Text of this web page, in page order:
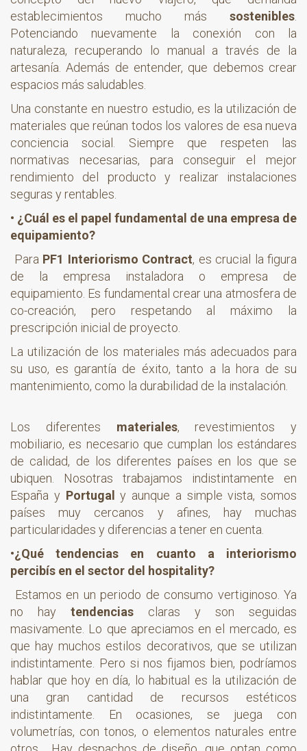
establecimientos mucho más sostenibles
Potenciando nuevamente la conexión con la
naturaleza, recuperando lo manual a través de la
artesanía. Además de entender, que debemos crear
espacios más saludables.
Una constante en nuestro estudio, es la utilización de
materiales que reúnan todos los valores de esa nueva
conciencia social. Siempre que respeten las
normativas necesarias, para conseguir el mejor
rendimiento del producto y realizar instalaciones
seguras y rentables.
• ¿Cuál es el papel fundamental de una empresa de
equipamiento?
Para PF1 Interiorismo Contract, es crucial la figura
de la empresa instaladora o empresa de
equipamiento. Es fundamental crear una atmosfera de
co-creación, pero respetando al máximo la
prescripción inicial de proyecto.
La utilización de los materiales más adecuados para
su uso, es garantía de éxito, tanto a la hora de su
mantenimiento, como la durabilidad de la instalación.
Los diferentes materiales, revestimientos y
mobiliario, es necesario que cumplan los estándares
de calidad, de los diferentes países en los que se
ubiquen. Nosotras trabajamos indistintamente en
España y Portugal y aunque a simple vista, somos
países muy cercanos y afines, hay muchas
particularidades y diferencias a tener en cuenta.
•¿Qué tendencias en cuanto a interiorismo
percibís en el sector del hospitality?
Estamos en un periodo de consumo vertiginoso. Ya
no hay tendencias claras y son seguidas
masivamente. Lo que apreciamos en el mercado, es
que hay muchos estilos decorativos, que se utilizan
indistintamente. Pero si nos fijamos bien, podríamos
hablar que hoy en día, lo habitual es la utilización de
una gran cantidad de recursos estéticos
indistintamente. En ocasiones, se juega con
volumetrías, con tonos, o elementos naturales entre